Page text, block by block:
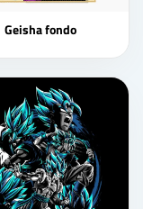
Geisha fondo